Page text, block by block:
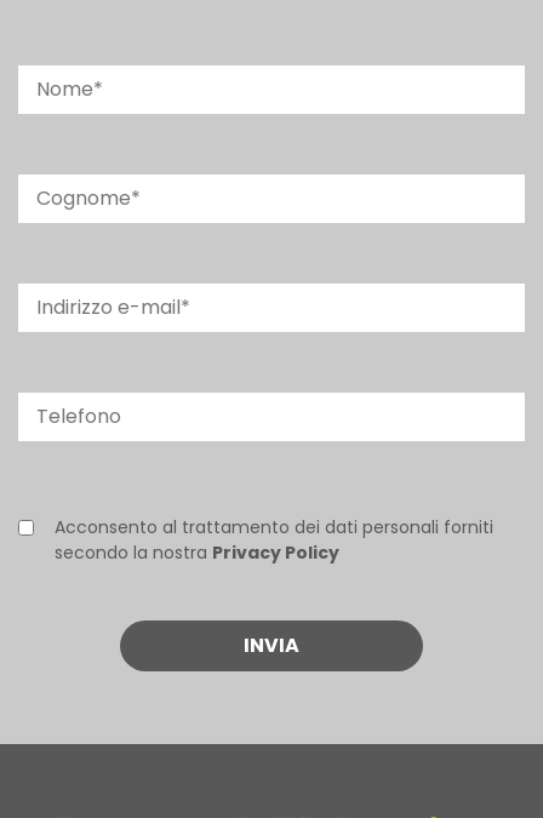
Acconsento al trattamento dei dati personali forniti
secondo la nostra Privacy Policy